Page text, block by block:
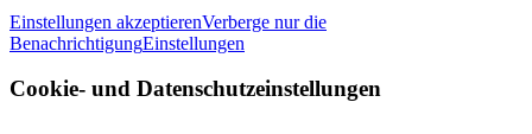
Einstellungen akzeptierenVerberge nur die
BenachrichtigungEinstellungen
Cookie- und Datenschutzeinstellungen